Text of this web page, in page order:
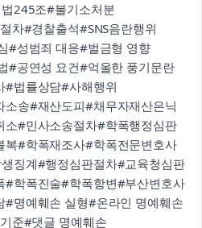
245조#불기소처분
차#경찰출석#SNS음란행위
#성범죄 대응#벌금형 영향
#공연성 요건#억울한 풍기문란
#법률상담#사해행위
소송#재산도피#채무자재산은닉
소#민사소송절차#학폭행정심판
복#학폭재조사#학폭전문변호사
징계#행정심판절차#교육청심판
#학폭진술#학폭항변#부산변호사
#명예훼손 실형#온라인 명예훼손
준#댓글 명예훼손